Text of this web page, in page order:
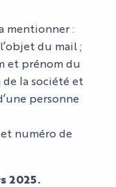
mentionner :
du mail ;
et prénom du
la société et
personne
numéro de
2025.